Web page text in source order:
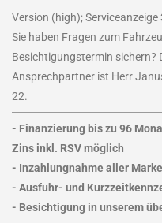
Version (high);
Sie haben Fragen zum
Besichtigungstermin sichern?
Ansprechpartner ist Herr
22.
- Finanzierung bis zu 96
Zins inkl. RSV möglich
- Inzahlungnahme aller
- Ausfuhr- und
- Besichtigung in unserem